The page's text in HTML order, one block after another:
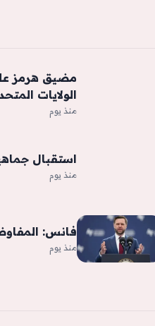
مضيق هرمز
الولايات
منذ يوم
استقبال
منذ يوم
فانس:
منذ يوم